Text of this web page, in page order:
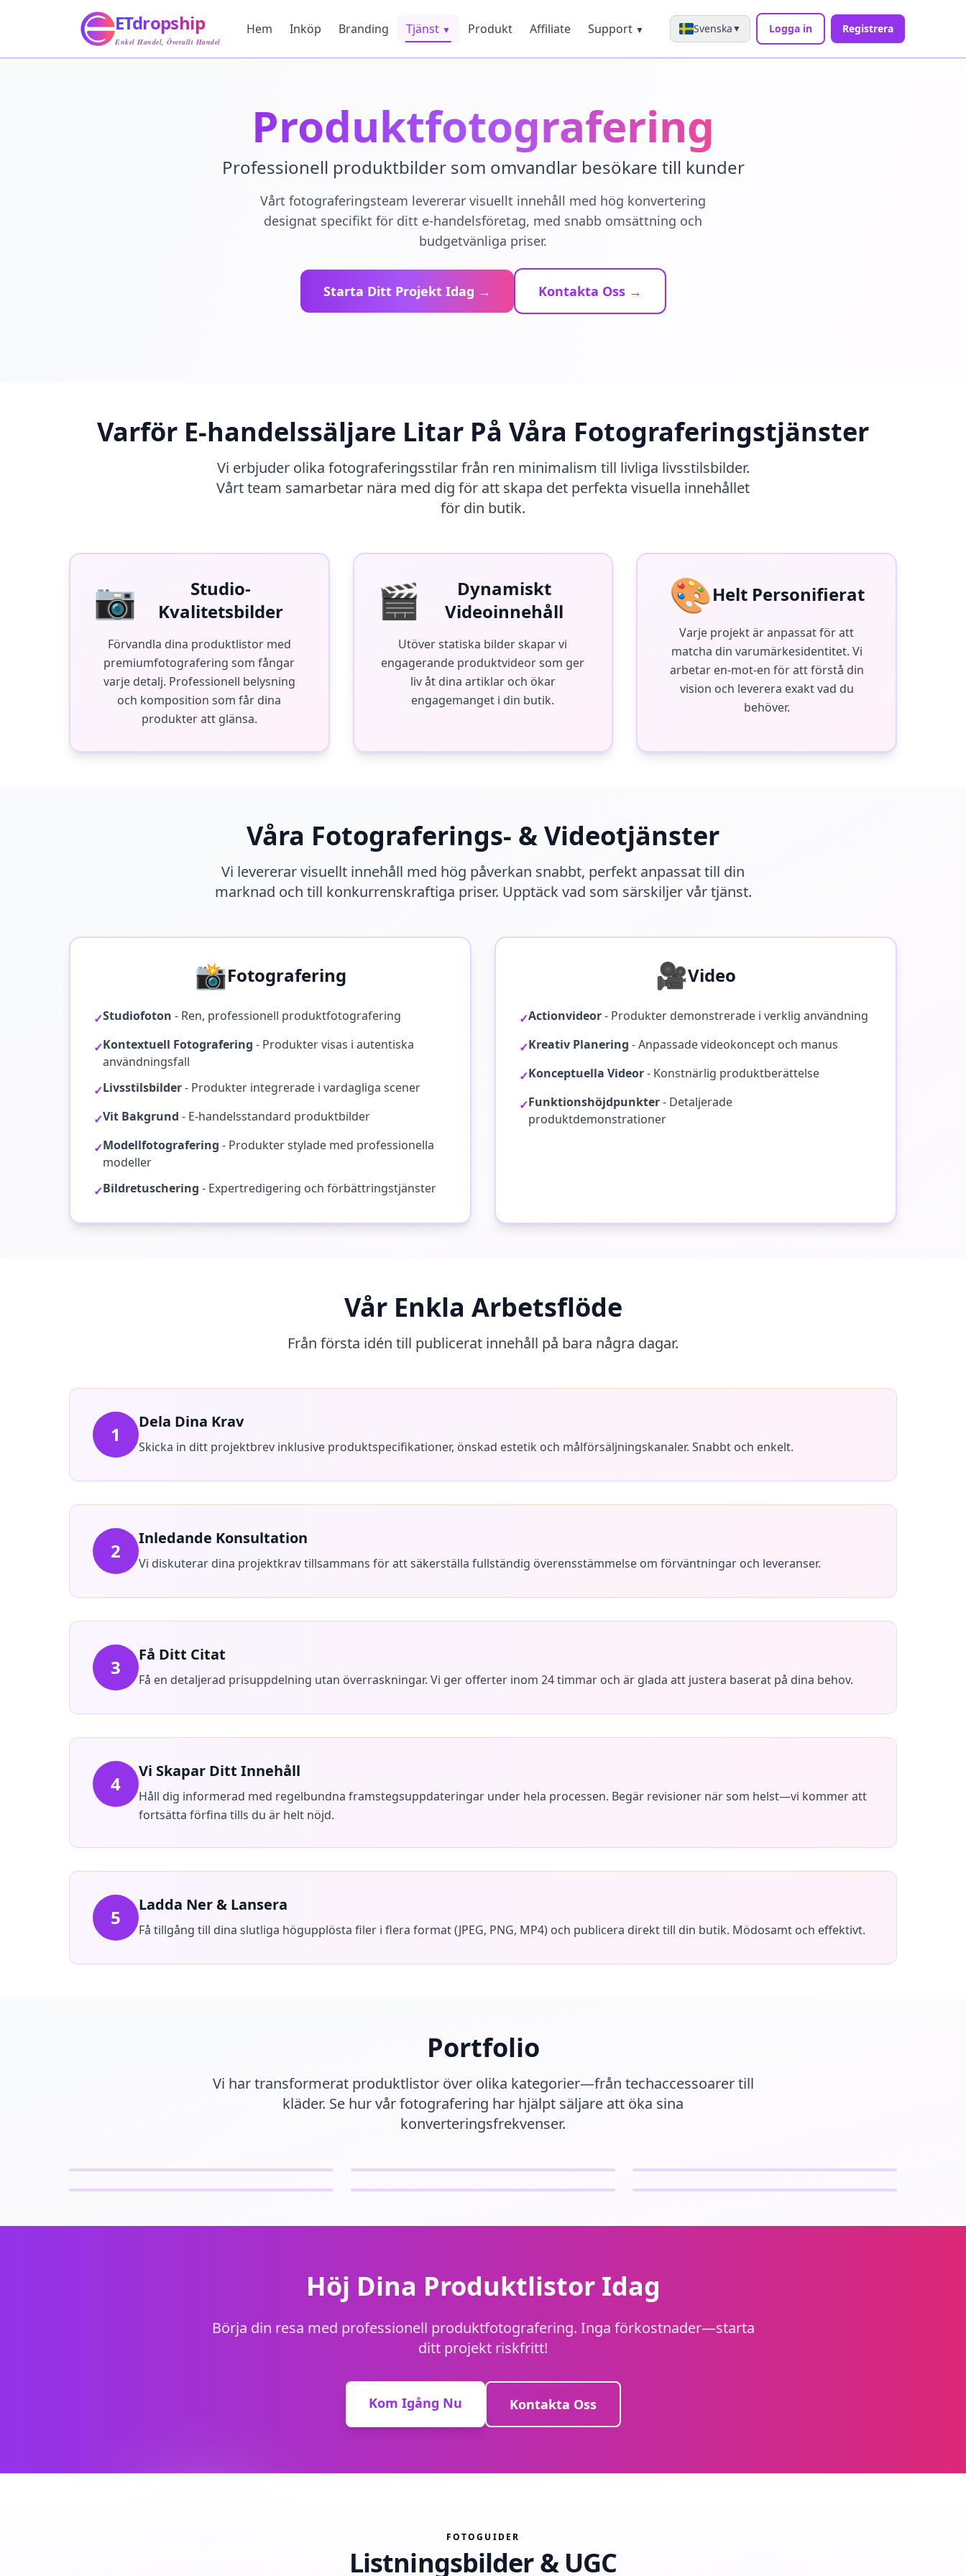
Produkt
ETdropship
Enkel Handel, Överallt Handel
Hem Inköp Branding Tjänst ▼ Produkt Affiliate Support ▼ Svenska▼ Logga in Registrera
Produktfotografering
Professionell produktbilder som omvandlar besökare till kunder
Vårt fotograferingsteam levererar visuellt innehåll med hög konvertering
designat specifikt för ditt e-handelsföretag, med snabb omsättning och
budgetvänliga priser.
Starta Ditt Projekt Idag → Kontakta Oss →
Varför E-handelssäljare Litar På Våra Fotograferingstjänster
Vi erbjuder olika fotograferingsstilar från ren minimalism till livliga livsstilsbilder.
Vårt team samarbetar nära med dig för att skapa det perfekta visuella innehållet
för din butik.
📷
Studio-
Kvalitetsbilder
Förvandla dina produktlistor med
premiumfotografering som fångar
varje detalj. Professionell belysning
och komposition som får dina
produkter att glänsa.
🎬
Dynamiskt
Videoinnehåll
Utöver statiska bilder skapar vi
engagerande produktvideor som ger
liv åt dina artiklar och ökar
engagemanget i din butik.
🎨Helt Personifierat
Varje projekt är anpassat för att
matcha din varumärkesidentitet. Vi
arbetar en-mot-en för att förstå din
vision och leverera exakt vad du
behöver.
Våra Fotograferings- & Videotjänster
Vi levererar visuellt innehåll med hög påverkan snabbt, perfekt anpassat till din
marknad och till konkurrenskraftiga priser. Upptäck vad som särskiljer vår tjänst.
📸Fotografering
✓Studiofoton - Ren, professionell produktfotografering
✓Kontextuell Fotografering - Produkter visas i autentiska
användningsfall
✓Livsstilsbilder- Produkter integrerade i vardagliga scener
✓Vit Bakgrund - E-handelsstandard produktbilder
✓Modellfotografering - Produkter stylade med professionella
modeller
✓Bildretuschering - Expertredigering och förbättringstjänster
🎥Video
✓Actionvideor- Produkter demonstrerade i verklig användning
✓Kreativ Planering -Anpassade videokoncept och manus
✓Konceptuella Videor- Konstnärlig produktberättelse
✓Funktionshöjdpunkter- Detaljerade
produktdemonstrationer
Vår Enkla Arbetsflöde
Från första idén till publicerat innehåll på bara några dagar.
1
Dela Dina Krav
Skicka in ditt projektbrev inklusive produktspecifikationer, önskad estetik och målförsäljningskanaler. Snabbt och enkelt.
2
Inledande Konsultation
Vi diskuterar dina projektkrav tillsammans för att säkerställa fullständig överensstämmelse om förväntningar och leveranser.
3
Få Ditt Citat
Få en detaljerad prisuppdelning utan överraskningar. Vi ger offerter inom 24 timmar och är glada att justera baserat på dina behov.
4
Vi Skapar Ditt Innehåll
Håll dig informerad med regelbundna framstegsuppdateringar under hela processen. Begär revisioner när som helst—vi kommer att
fortsätta förfina tills du är helt nöjd.
5
Ladda Ner & Lansera
Få tillgång till dina slutliga högupplösta filer i flera format (JPEG, PNG, MP4) och publicera direkt till din butik. Mödosamt och effektivt.
Portfolio
Vi har transformerat produktlistor över olika kategorier—från techaccessoarer till
kläder. Se hur vår fotografering har hjälpt säljare att öka sina
konverteringsfrekvenser.
Höj Dina Produktlistor Idag
Börja din resa med professionell produktfotografering. Inga förkostnader—starta
ditt projekt riskfritt!
Kom Igång Nu Kontakta Oss
FOTOGUIDER
Listningsbilder & UGC